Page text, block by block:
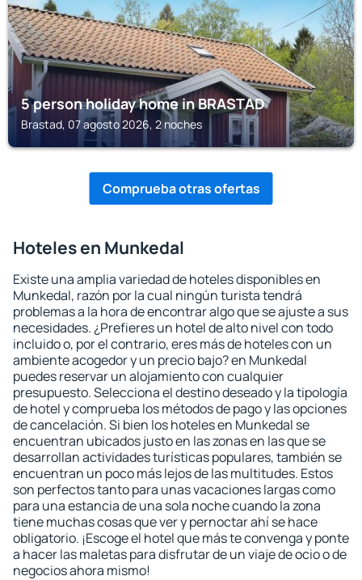
5 person holiday home in BRASTAD
Brastad, 07 agosto 2026, 2 noches
Comprueba otras ofertas
Hoteles en Munkedal
Existe una amplia variedad de hoteles disponibles en
Munkedal, razón por la cual ningún turista tendrá
problemas a la hora de encontrar algo que se ajuste a sus
necesidades. ¿Prefieres un hotel de alto nivel con todo
incluido o, por el contrario, eres más de hoteles con un
ambiente acogedor y un precio bajo? en Munkedal
puedes reservar un alojamiento con cualquier
presupuesto. Selecciona el destino deseado y la tipología
de hotel y comprueba los métodos de pago y las opciones
de cancelación. Si bien los hoteles en Munkedal se
encuentran ubicados justo en las zonas en las que se
desarrollan actividades turísticas populares, también se
encuentran un poco más lejos de las multitudes. Estos
son perfectos tanto para unas vacaciones largas como
para una estancia de una sola noche cuando la zona
tiene muchas cosas que ver y pernoctar ahí se hace
obligatorio. ¡Escoge el hotel que más te convenga y ponte
a hacer las maletas para disfrutar de un viaje de ocio o de
negocios ahora mismo!